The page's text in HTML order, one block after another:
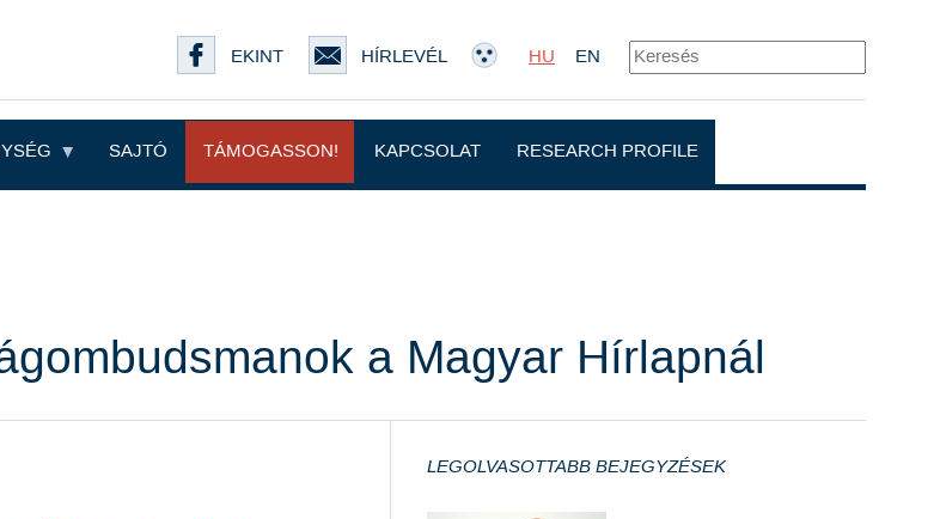
EKINT HÍRLEVÉL HU EN
SAJTÓ TÁMOGASSON! KAPCSOLAT RESEARCH PROFILE
a Magyar Hírlapnál
LEGOLVASOTTABB BEJEGYZÉSEK